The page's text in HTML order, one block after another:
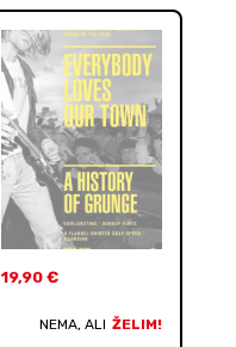
19,90 €
NEMA, ALI ŽELIM!